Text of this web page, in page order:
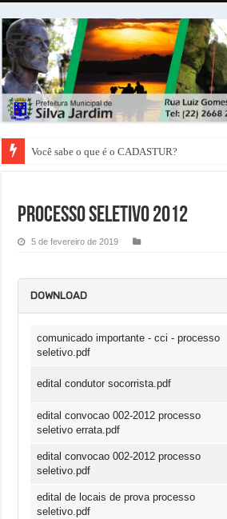
Você sabe o que é o CADASTUR?
Processo Seletivo 2012
5 de fevereiro de 2019
DOWNLOAD
comunicado importante - cci - processo
seletivo.pdf
edital condutor socorrista.pdf
edital convocao 002-2012 processo
seletivo errata.pdf
edital convocao 002-2012 processo
seletivo.pdf
edital de locais de prova processo
seletivo.pdf